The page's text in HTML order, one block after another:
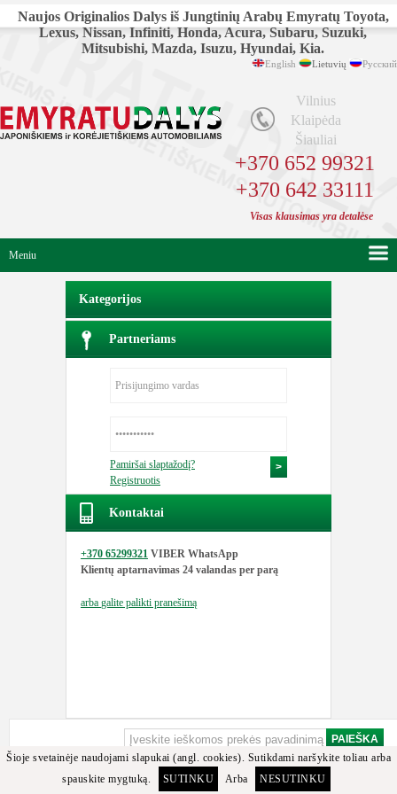
Naujos Originalios Dalys iš Jungtinių Arabų Emyratų Toyota,
Lexus, Nissan, Infiniti, Honda, Acura, Subaru, Suzuki,
Mitsubishi, Mazda, Isuzu, Hyundai, Kia.
English Lietuvių Русский
Vilnius
Klaipėda
Šiauliai
+370 652 99321
+370 642 33111
Visas klausimas yra detalėse
Meniu
Kategorijos
Partneriams
Pamiršai slaptažodį?
Registruotis
Kontaktai
+370 65299321 VIBER WhatsApp
Klientų aptarnavimas 24 valandas per parą
arba galite palikti pranešimą
Šioje svetainėje naudojami slapukai (angl. cookies). Sutikdami naršykite toliau arba
spauskite mygtuką.
SUTINKU Arba NESUTINKU